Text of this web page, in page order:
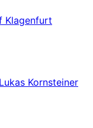
Klagenfurt
Kornsteiner